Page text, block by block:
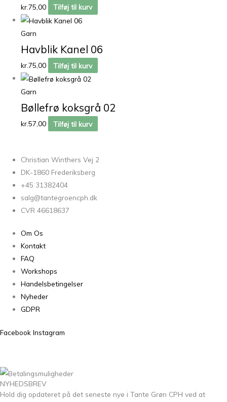
kr.75,00 Tilføj til kurv
Garn
Havblik Kanel 06
kr.75,00 Tilføj til kurv
Garn
Bøllefrø koksgrå 02
kr.57,00 Tilføj til kurv
Christian Winthers Vej 2
DK-1860 Frederiksberg
+45 31382404
salg@tantegroencph.dk
CVR 46618637
Om Os
Kontakt
FAQ
Workshops
Handelsbetingelser
Nyheder
GDPR
Facebook Instagram
NYHEDSBREV
Hold dig opdateret på det seneste nye i Tante Grøn CPH ved at